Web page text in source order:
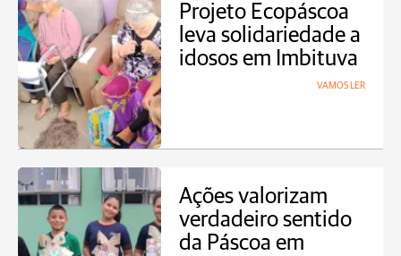
Projeto Ecopáscoa
leva solidariedade a
idosos em Imbituva
VAMOS LER
Ações valorizam
verdadeiro sentido
da Páscoa em